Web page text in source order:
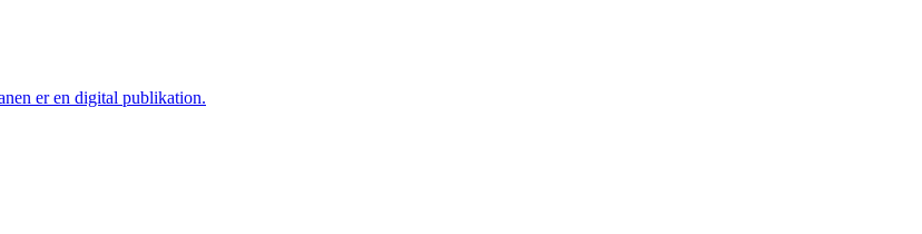
er en digital publikation.